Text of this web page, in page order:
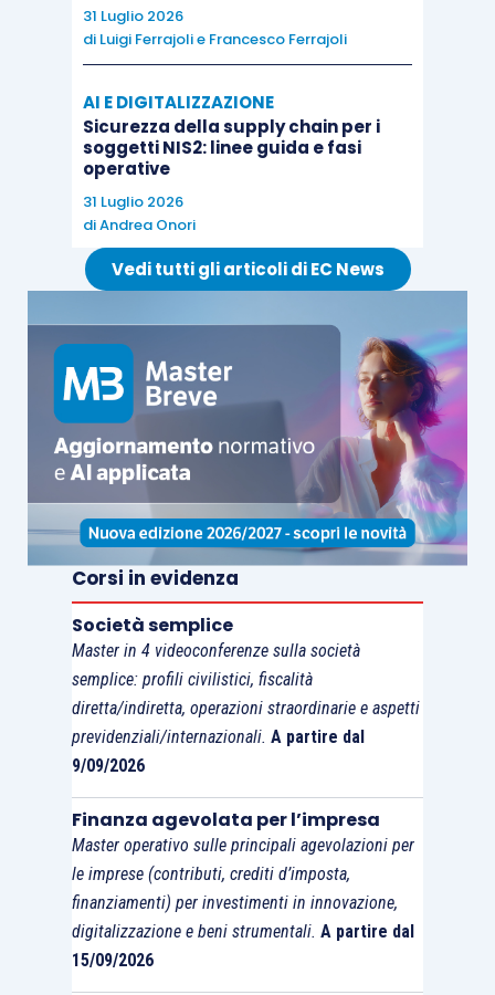
31 Luglio 2026
di Luigi Ferrajolie Francesco Ferrajoli
AI E DIGITALIZZAZIONE
Sicurezza della supply chain per i
soggetti NIS2: linee guida e fasi
operative
31 Luglio 2026
diAndrea Onori
Vedi tutti gli articoli di EC News
Corsi in evidenza
Società semplice
Master in 4 videoconferenze sulla società
semplice: profili civilistici, fiscalità
diretta/indiretta, operazioni straordinarie e aspetti
previdenziali/internazionali. A partire dal
9/09/2026
Finanza agevolata per l’impresa
Master operativo sulle principali agevolazioni per
le imprese (contributi, crediti d’imposta,
finanziamenti) per investimenti in innovazione,
digitalizzazione e beni strumentali. A partire dal
15/09/2026